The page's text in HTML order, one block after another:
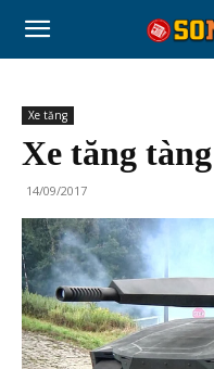
Xe tăng
Xe tăng
14/09/2017